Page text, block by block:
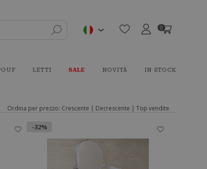
0
LETTI SALE NOVITÀ IN STOCK
Ordina per prezzo: Crescente | Decrescente | Top vendite
-32%